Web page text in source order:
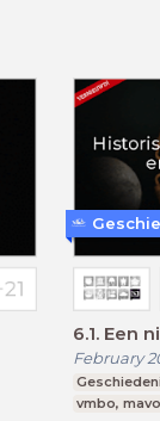
6.1. Een
February
vmbo,